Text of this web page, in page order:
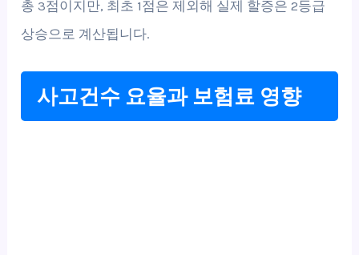
총 3점이지만, 최초 1점은 제외해 실제 할증은 2등급
상승으로 계산됩니다.
사고건수 요율과 보험료 영향